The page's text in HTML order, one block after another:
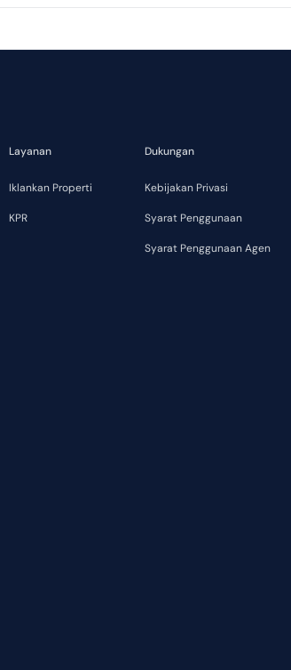
Layanan
Iklankan Properti
KPR
Dukungan
Kebijakan Privasi
Syarat Penggunaan
Syarat Penggunaan Agen